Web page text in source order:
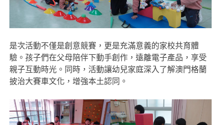
是次活動不僅是創意競賽，更是充滿意義的家校共育體
驗。孩子們在父母陪伴下動手創作，遠離電子產品，享受
親子互動時光。同時，活動讓幼兒家庭深入了解澳門格蘭
披治大賽車文化，增強本土認同。